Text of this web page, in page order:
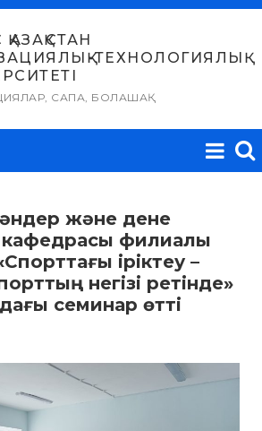
ТЕХНОЛОГИЯЛЫҚ
САПА, БОЛАШАҚ
және дене
кафедрасы филиалы
іріктеу –
негізі ретінде»
семинар өтті